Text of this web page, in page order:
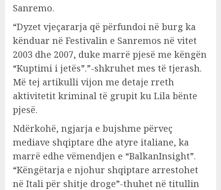
Sanremo.
“Dyzet vjeçararja që përfundoi në burg ka
kënduar në Festivalin e Sanremos në vitet
2003 dhe 2007, duke marrë pjesë me këngën
“Kuptimi i jetës”.”-shkruhet mes të tjerash.
Më tej artikulli vijon me detaje rreth
aktivitetit kriminal të grupit ku Lila bënte
pjesë.
Ndërkohë, ngjarja e bujshme përveç
mediave shqiptare dhe atyre italiane, ka
marrë edhe vëmendjen e “BalkanInsight”.
“Këngëtarja e njohur shqiptare arrestohet
në Itali për shitje droge”-thuhet në titullin